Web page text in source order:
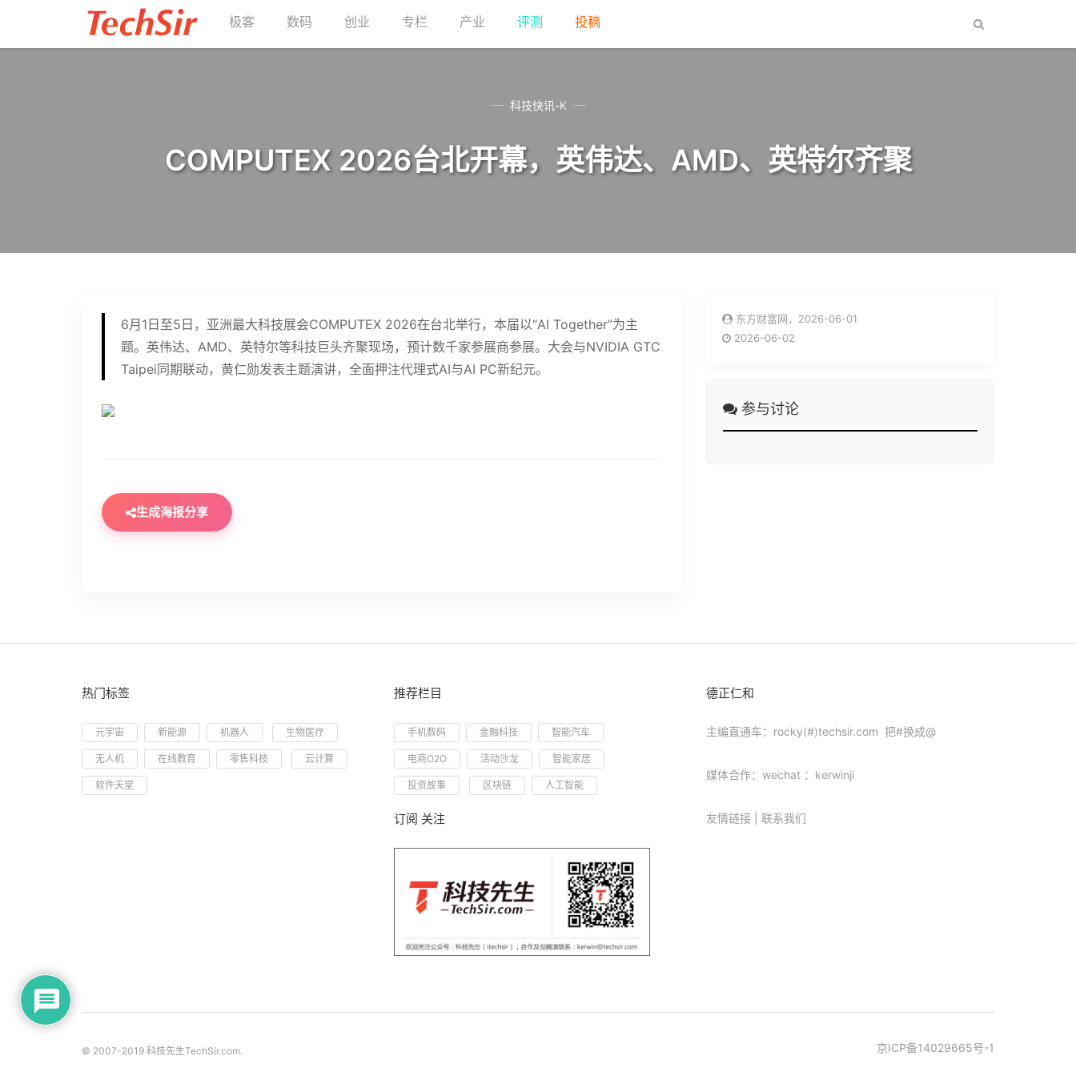
极客 数码 创业 专栏 产业 评测 投稿
科技快讯-K
COMPUTEX 2026台北开幕，英伟达、AMD、英特尔齐聚
6月1日至5日，亚洲最大科技展会COMPUTEX 2026在台北举行，本届以“AI Together”为主
题。英伟达、AMD、英特尔等科技巨头齐聚现场，预计数千家参展商参展。大会与NVIDIA GTC
Taipei同期联动，黄仁勋发表主题演讲，全面押注代理式AI与AI PC新纪元。
生成海报分享
东方财富网，2026-06-01
2026-06-02
参与讨论
热门标签
元宇宙 新能源 机器人 生物医疗
无人机 在线教育 零售科技 云计算
软件天堂
推荐栏目
手机数码 金融科技 智能汽车
电商O2O 活动沙龙 智能家居
投资故事 区块链 人工智能
订阅 关注
德正仁和
主编直通车：rocky(#)techsir.com 把#换成@
媒体合作：wechat ：kerwinji
友情链接 联系我们
京ICP备14029665号-1
© 2007-2019 科技先生TechSir.com.